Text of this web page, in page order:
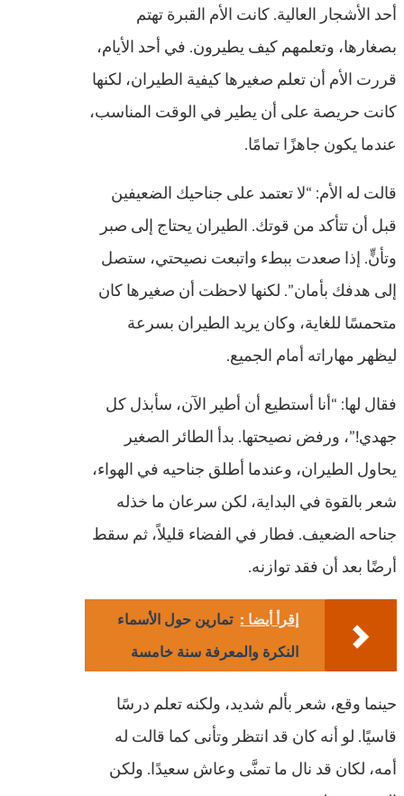
أحد الأشجار العالية. كانت الأم القبرة تهتم
بصغارها، وتعلمهم كيف يطيرون. في أحد الأيام،
قررت الأم أن تعلم صغيرها كيفية الطيران، لكنها
كانت حريصة على أن يطير في الوقت المناسب،
عندما يكون جاهزًا تمامًا.
قالت له الأم: “لا تعتمد على جناحيك الضعيفين
قبل أن تتأكد من قوتك. الطيران يحتاج إلى صبر
وتأنٍّ. إذا صعدت ببطء واتبعت نصيحتي، ستصل
إلى هدفك بأمان”. لكنها لاحظت أن صغيرها كان
متحمسًا للغاية، وكان يريد الطيران بسرعة
ليظهر مهاراته أمام الجميع.
فقال لها: “أنا أستطيع أن أطير الآن، سأبذل كل
جهدي!”، ورفض نصيحتها. بدأ الطائر الصغير
يحاول الطيران، وعندما أطلق جناحيه في الهواء،
شعر بالقوة في البداية، لكن سرعان ما خذله
جناحه الضعيف. فطار في الفضاء قليلاً، ثم سقط
أرضًا بعد أن فقد توازنه.
إقرأ أيضا : تمارين حول الأسماء
النكرة والمعرفة سنة خامسة
حينما وقع، شعر بألم شديد، ولكنه تعلم درسًا
قاسيًا. لو أنه كان قد انتظر وتأنى كما قالت له
أمه، لكان قد نال ما تمنَّى وعاش سعيدًا. ولكن